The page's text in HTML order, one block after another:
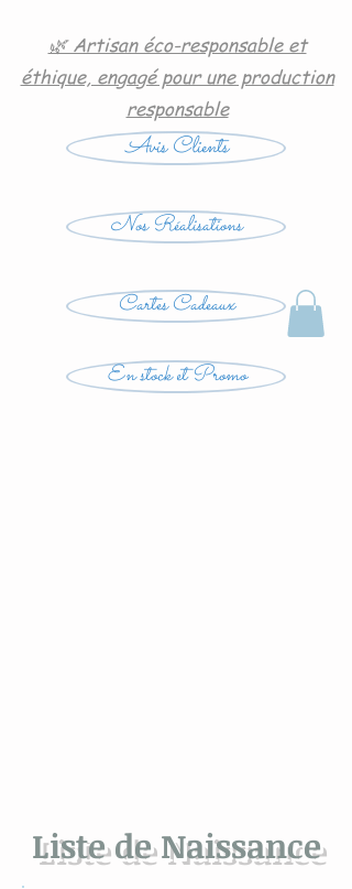
🌿 Artisan éco-responsable et
éthique, engagé pour une production
responsable
Avis Clients
Nos Réalisations
Cartes Cadeaux
En stock et Promo
Liste de Naissance